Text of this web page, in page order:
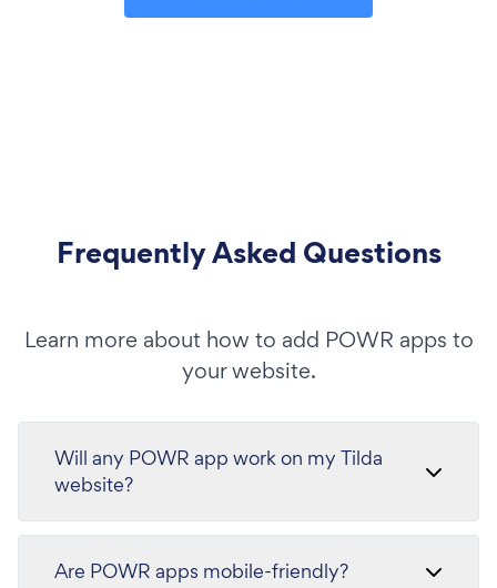
Frequently Asked Questions
Learn more about how to add POWR apps to
your website.
Will any POWR app work on my Tilda
website?
Are POWR apps mobile-friendly?